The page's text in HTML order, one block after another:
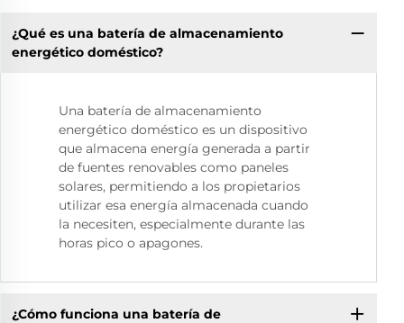
¿Qué es una batería de almacenamiento
energético doméstico?
Una batería de almacenamiento
energético doméstico es un dispositivo
que almacena energía generada a partir
de fuentes renovables como paneles
solares, permitiendo a los propietarios
utilizar esa energía almacenada cuando
la necesiten, especialmente durante las
horas pico o apagones.
¿Cómo funciona una batería de